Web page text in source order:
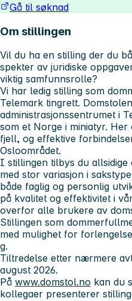
Gå til søknad
Om stillingen
Vil du ha en stilling der du
spekter av juridiske
viktig samfunnsrolle?
Vi har ledig stilling som
Telemark tingrett.
administrasjonssentrumet i
som et Norge i miniatyr.
fjell, og effektive
Osloområdet.
I stillingen tilbys du
med stor variasjon i
både faglig og personlig
på kvalitet og effektivitet i
overfor alle brukere av
Stillingen som
med mulighet for
g.
Tiltredelse etter nærmere
august 2026.
På www.domstol.no kan du
kollegaer presenterer